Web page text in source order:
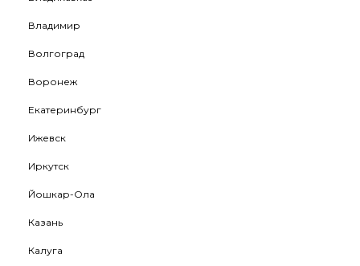
Владимир
Волгоград
Воронеж
Екатеринбург
Ижевск
Иркутск
Йошкар-Ола
Казань
Калуга